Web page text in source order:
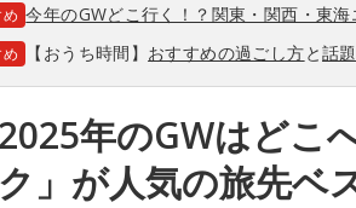
今年のGWどこ行く！？関東・関西・東
【おうち時間】 おすすめの過ごし方と話
2025年のGWはどこ
ク」が人気の旅先ベ